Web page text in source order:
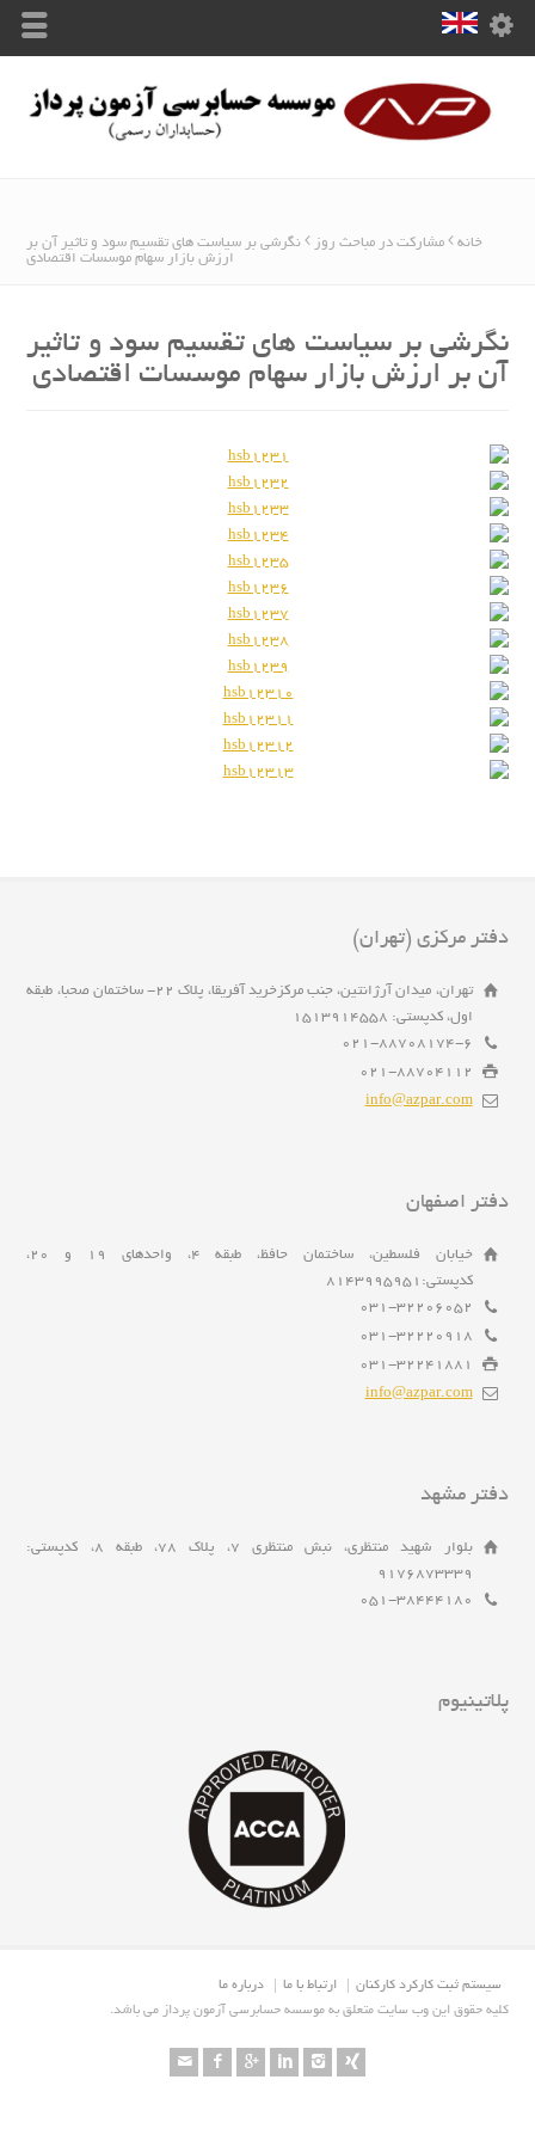
خانه مشارکت در مباحث روز
نگرشی بر سیاست های تقسیم سود و تاثیر آن بر
ارزش بازار سهام موسسات اقتصادی
نگرشی بر سیاست های تقسیم سود و تاثیر
آن بر ارزش بازار سهام موسسات اقتصادی
دفتر مرکزی (تهران)
تهران، میدان آرژانتین، جنب مرکزخرید آفریقا، پلاک 22- ساختمان صحبا، طبقه
اول، کدپستی: 1513914558
021-88708174-6
021-88704112
info@azpar.com
دفتر اصفهان
خیابان فلسطین، ساختمان حافظ، طبقه 4، واحدهای 19 و 20،
کدپستی:8143995951
031-32206052
031-32220918
031-32241881
info@azpar.com
دفتر مشهد
بلوار شهید منتظری، نبش منتظری 7، پلاک 78، طبقه 8، کدپستی:
9176873339
051-38444180
پلاتینیوم
درباره ما ارتباط با ما
سیستم ثبت کارکرد کارکنان
.کلیه حقوق این وب سایت متعلق به موسسه حسابرسی آزمون پرداز می باشد